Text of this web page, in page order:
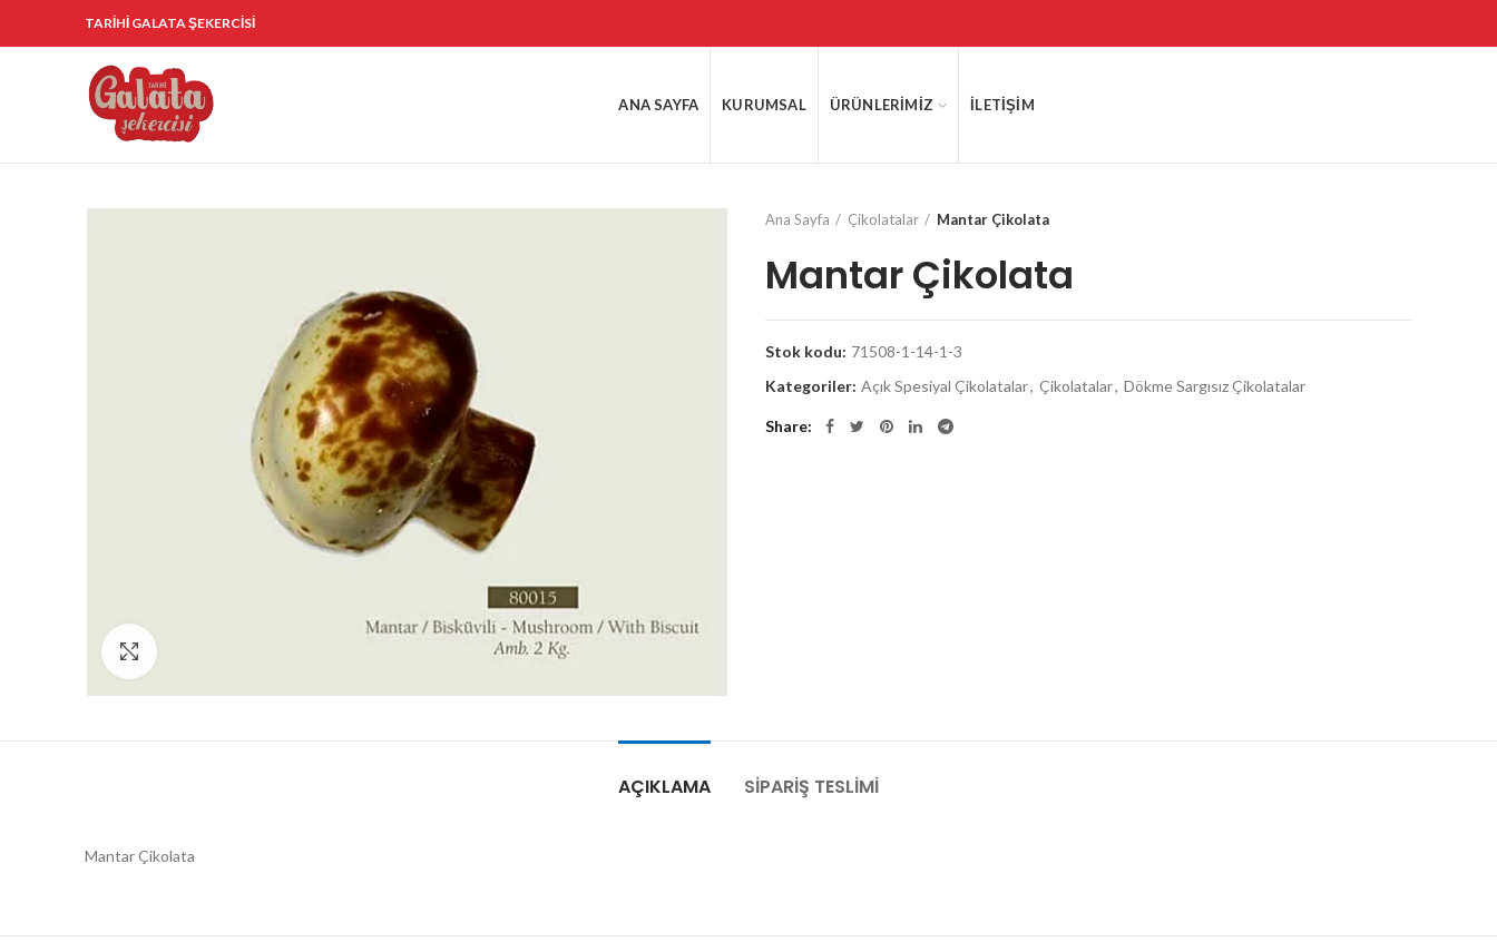
TARİHİ GALATA ŞEKERCİSİ
ANA SAYFA KURUMSAL ÜRÜNLERIMIZ İLETIŞIM
Ana Sayfa Çikolatalar Mantar Çikolata
Mantar Çikolata
Stok kodu: 71508-1-14-1-3
Kategoriler: Açık Spesiyal Çikolatalar, Çikolatalar, Dökme Sargısız Çikolatalar
Share
AÇIKLAMA SIPARIŞ TESLIMI
Mantar Çikolata